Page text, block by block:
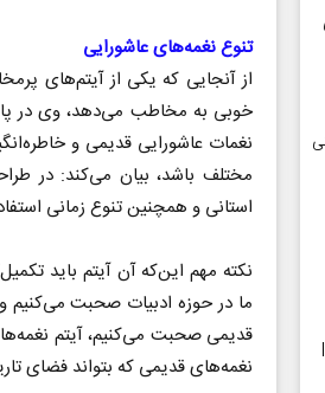
تنوع نغمه‌های عاشورایی
از آنجایی که یکی از آیتم‌های
خوبی به مخاطب می‌دهد، وی در
نغمات عاشورایی قدیمی و
مختلف باشد، بیان می‌کند: در
استانی و همچنین تنوع زمانی
نکته مهم این‌که آن آیتم باید
ما در حوزه ادبیات صحبت می‌کنیم و
قدیمی صحبت می‌کنیم، آیتم
نغمه‌های قدیمی که بتواند فضای